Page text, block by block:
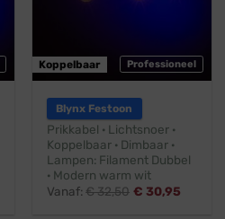
Professioneel
Koppelbaar
Blynx Festoon
Prikkabel · Lichtsnoer ·
Koppelbaar · Dimbaar ·
Lampen: Filament Dubbel
· Modern warm wit
Vanaf:€32,50 € 30,95